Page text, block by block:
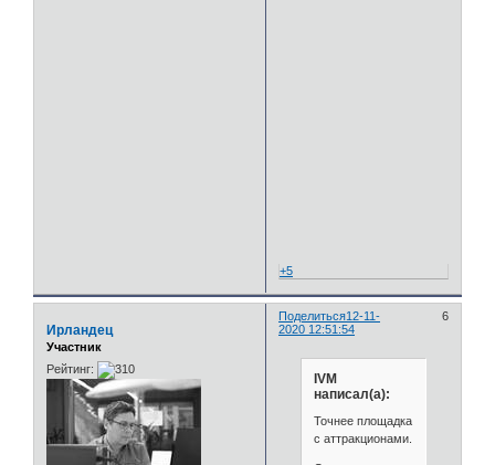
+5
Поделиться 6
12-11-
2020 12:51:54
Ирландец
Участник
Рейтинг:
IVM
написал(а):
Точнее площадка
с аттракционами.